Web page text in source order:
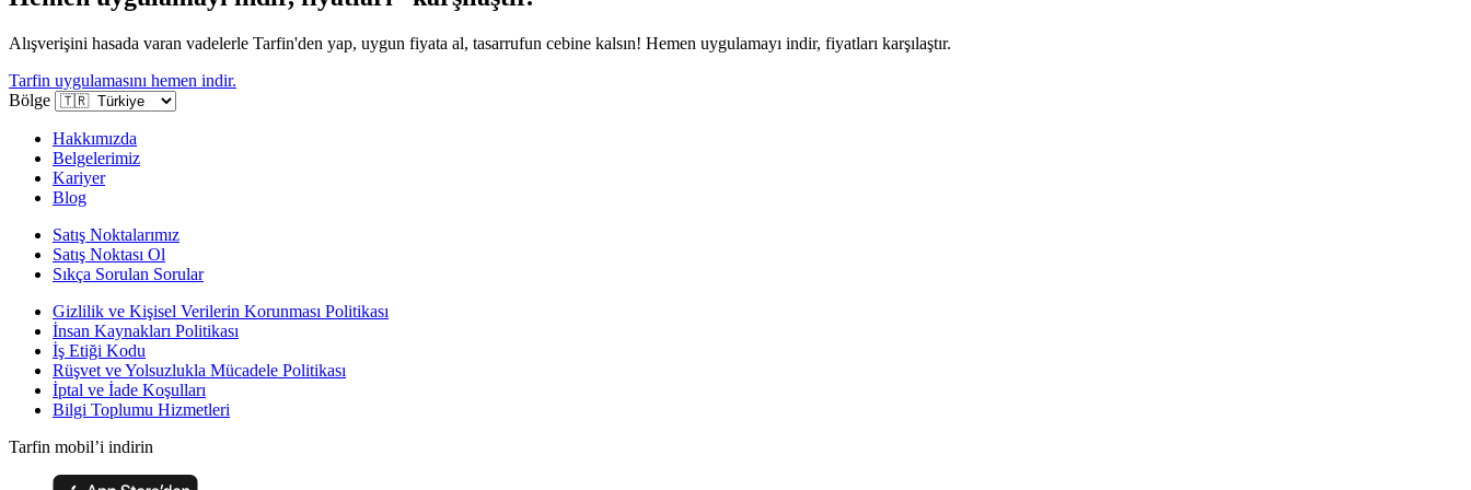
Alışverişini hasada varan vadelerle Tarfin'den yap, uygun fiyata al, tasarrufun cebine kalsın! Hemen uygulamayı indir, fiyatları karşılaştır.
Tarfin uygulamasını hemen indir.
Bölge
Hakkımızda
Belgelerimiz
Kariyer
Blog
Satış Noktalarımız
Satış Noktası Ol
Sıkça Sorulan Sorular
Gizlilik ve Kişisel Verilerin Korunması Politikası
İnsan Kaynakları Politikası
İş Etiği Kodu
Rüşvet ve Yolsuzlukla Mücadele Politikası
İptal ve İade Koşulları
Bilgi Toplumu Hizmetleri
Tarfin mobil’i indirin